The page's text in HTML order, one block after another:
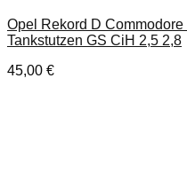
Opel Rekord D
Tankstutzen GS CiH 2,5 2,8
45,00 €